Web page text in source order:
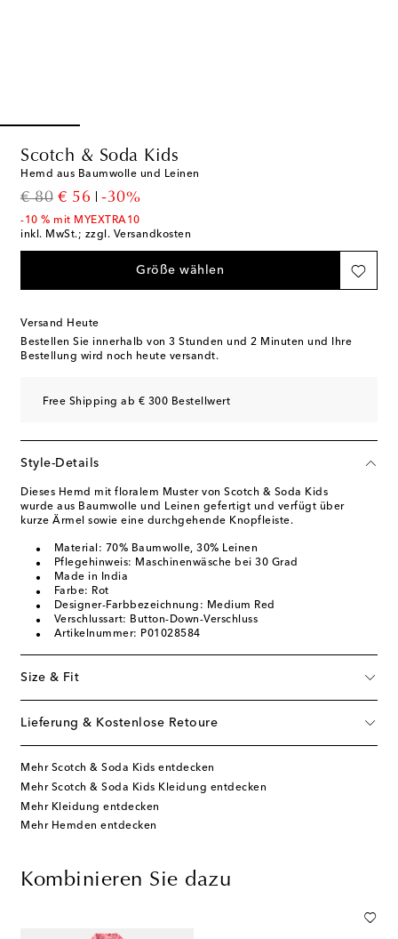
Scotch & Soda Kids
Hemd aus Baumwolle und Leinen
€ 80
original price
€ 56
discount price
-30%
-10 % mit MYEXTRA10
inkl. MwSt.; zzgl. Versandkosten
Größe wählen
Versand Heute
Bestellen Sie innerhalb von 3 Stunden und 2 Minuten und Ihre
Bestellung wird noch heute versandt.
Free Shipping ab € 300 Bestellwert
Style-Details
Dieses Hemd mit floralem Muster von Scotch & Soda Kids
wurde aus Baumwolle und Leinen gefertigt und verfügt über
kurze Ärmel sowie eine durchgehende Knopfleiste.
Material: 70% Baumwolle, 30% Leinen
Pflegehinweis: Maschinenwäsche bei 30 Grad
Made in India
Farbe: Rot
Designer-Farbbezeichnung: Medium Red
Verschlussart: Button-Down-Verschluss
Artikelnummer: P01028584
Size & Fit
Lieferung & Kostenlose Retoure
Mehr Scotch & Soda Kids entdecken
Mehr Scotch & Soda Kids Kleidung entdecken
Mehr Kleidung entdecken
Mehr Hemden entdecken
Kombinieren Sie dazu